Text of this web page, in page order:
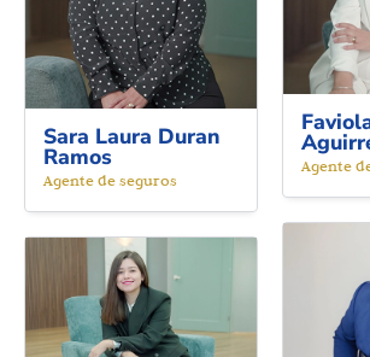
Agente
Sara Laura Duran
Ramos
Agente de seguros